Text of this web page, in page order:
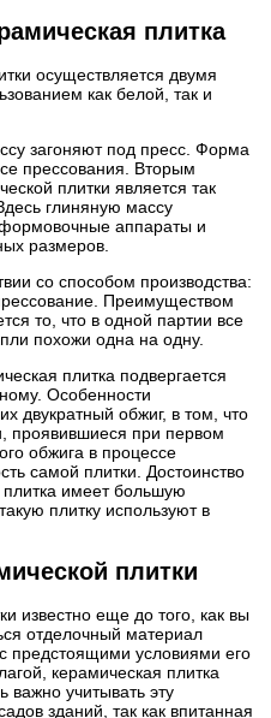
плитка
осуществляется двумя
как белой, так и
загоняют под пресс. Форма
прессования. Вторым
плитки является так
глиняную массу
аппараты и
размеров.
со способом производства:
Преимуществом
то, что в одной партии все
похожи одна на одну.
плитка подвергается
Особенности
двукратный обжиг, в том, что
проявившиеся при первом
обжига в процессе
самой плитки. Достоинство
плитка имеет большую
плитку используют в
плитки
известно еще до того, как вы
отделочный материал
предстоящими условиями его
керамическая плитка
важно учитывать эту
зданий, так как впитанная